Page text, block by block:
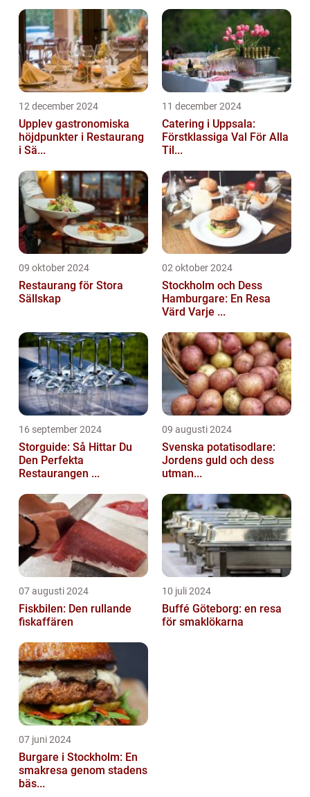
12 december 2024
Upplev gastronomiska
höjdpunkter i Restaurang
i Sä...
11 december 2024
Catering i Uppsala:
Förstklassiga Val För Alla
Til...
09 oktober 2024
Restaurang för Stora
Sällskap
02 oktober 2024
Stockholm och Dess
Hamburgare: En Resa
Värd Varje ...
16 september 2024
Storguide: Så Hittar Du
Den Perfekta
Restaurangen ...
09 augusti 2024
Svenska potatisodlare:
Jordens guld och dess
utman...
07 augusti 2024
Fiskbilen: Den rullande
fiskaffären
10 juli 2024
Buffé Göteborg: en resa
för smaklökarna
07 juni 2024
Burgare i Stockholm: En
smakresa genom stadens
bäs...